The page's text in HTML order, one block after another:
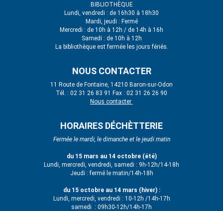
BIBLIOTHÈQUE
Lundi, vendredi : de 16h30 à 18h30
Mardi, jeudi : Fermé
Mercredi : de 10h à 12h / de 14h à 16h
Samedi : de 10h à 12h
La bibliothèque est fermée les jours fériés.
NOUS CONTACTER
11 Route de Fontaine, 14210 Baron-sur-Odon
Tél. : 02 31 26 83 91 Fax : 02 31 26 26 90
Nous contacter
HORAIRES DÉCHÈTTERIE
Fermée le mardi, le dimanche et le jeudi matin
du 15 mars au 14 octobre (été)
Lundi, mercredi, vendredi, samedi : 9h-12h/14-18h
Jeudi : fermé le matin/14h-18h
du 15 octobre au 14 mars (hiver) :
Lundi, mercredi, vendredi : 10-12h /14h-17h
samedi : 09h30-12h/14h-17h